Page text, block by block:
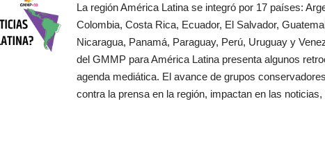
La región América Latina se integró por 17 países:
Colombia, Costa Rica, Ecuador, El Salvador,
Nicaragua, Panamá, Paraguay, Perú, Uruguay y
del GMMP para América Latina presenta algunos
agenda mediática. El avance de grupos
contra la prensa en la región, impactan en las